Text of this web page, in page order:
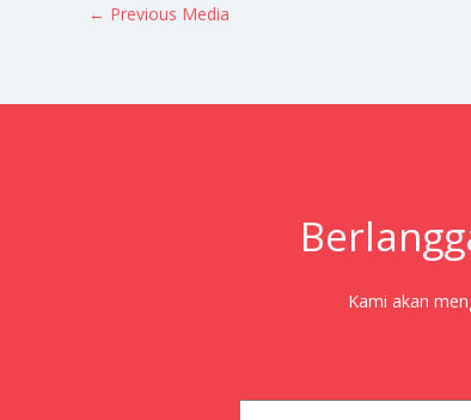
← Previous Media
Kami akan